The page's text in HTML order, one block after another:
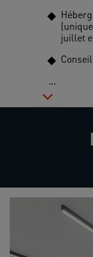
juillet
...